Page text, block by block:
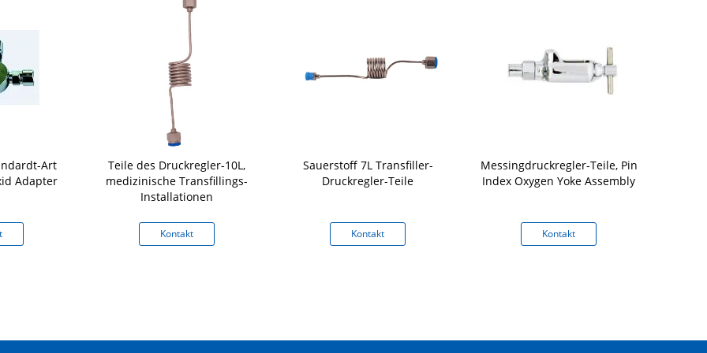
Art
Adapter
Teile des Druckregler-10L,
medizinische Transfillings-
Installationen
Kontakt
Sauerstoff 7L Transfiller-
Druckregler-Teile
Kontakt
Messingdruckregler-Teile, Pin
Index Oxygen Yoke Assembly
Kontakt